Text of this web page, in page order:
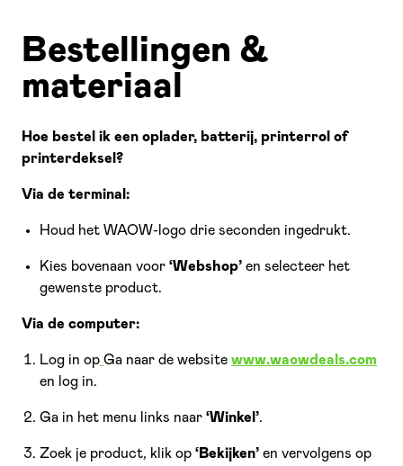
Bestellingen &
materiaal
Hoe bestel ik een oplader, batterij, printerrol of
printerdeksel?
Via de terminal:
Houd het WAOW-logo drie seconden ingedrukt.
Kies bovenaan voor ‘Webshop’ en selecteer het
gewenste product.
Via de computer:
Log in op Ga naar de website www.waowdeals.com
en log in.
Ga in het menu links naar ‘Winkel’.
Zoek je product, klik op ‘Bekijken’ en vervolgens op